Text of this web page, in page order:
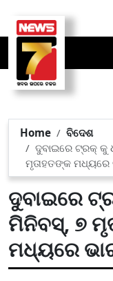
Home
ବିଦେଶ
ଦୁବାଇରେ ଟ୍ରକ୍ କୁ
ମୃତାହତଙ୍କ ମଧ୍ୟରେ
ଦୁବାଇରେ
ମିନିବସ୍, ୭
ମଧ୍ୟରେ